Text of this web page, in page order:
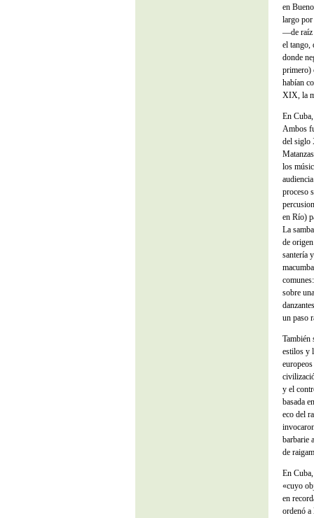
en
largo por
—de raíz
el tango,
donde
primero)
habían
XIX, la
En
Ambos
del siglo
los
proceso
en Río)
La
de
santería
sobre
un paso
También
estilos y
y el
basada
eco del
barbarie
de
En
«cuyo
en
ordenó a